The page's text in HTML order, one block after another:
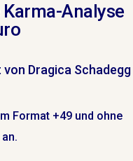
Analyse
Dragica Schadegg
Format +49 und ohne